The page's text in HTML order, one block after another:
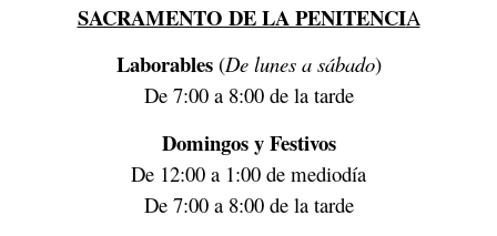
SACRAMENTO DE LA PENITENCIA
Laborables (De lunes a sábado)
De 7:00 a 8:00 de la tarde
Domingos y Festivos
De 12:00 a 1:00 de mediodía
De 7:00 a 8:00 de la tarde